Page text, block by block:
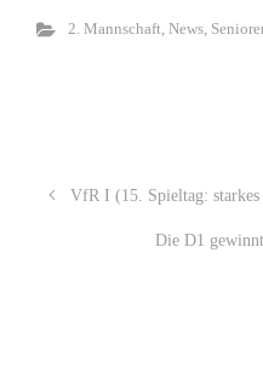
2. Mannschaft News,
VfR I (15. Spieltag:
Die D1